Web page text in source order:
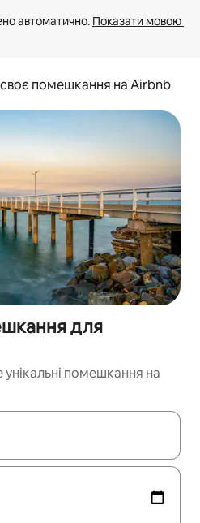
автоматично. Показати мовою
своє помешкання на Airbnb
для
помешкання на
використовуйте для